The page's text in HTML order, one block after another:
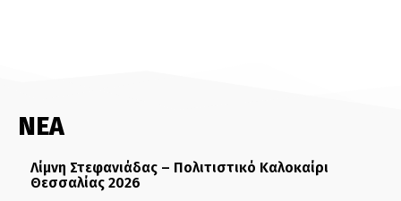
ΝΕΑ
Λίμνη Στεφανιάδας – Πολιτιστικό Καλοκαίρι
Θεσσαλίας 2026